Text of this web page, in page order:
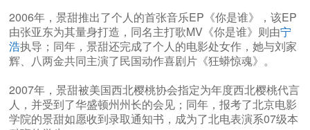
2006年，景甜推出了个人的首张音乐EP《你是谁》，该EP
由张亚东为其量身打造，同名主打歌MV《你是谁》则由宁
浩执导；同年，景甜还完成了个人的电影处女作，她与刘家
辉、八两金共同主演了民国动作喜剧片《狂蟒惊魂》。
2007年，景甜被美国西北樱桃协会指定为年度西北樱桃代言
人，并受到了华盛顿州州长的会见；同年，报考了北京电影
学院的景甜如愿收到录取通知书，成为了北电表演系07级本